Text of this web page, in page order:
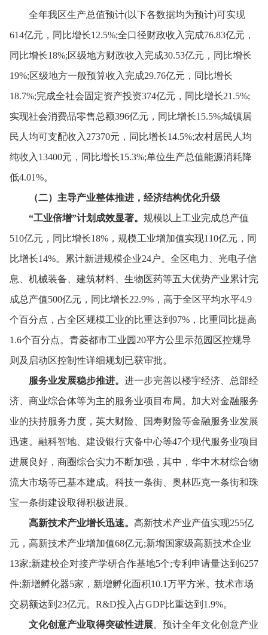
全年我区生产总值预计(以下各数据均为预计)可实现
614亿元， 同比增长12.5%;全口径财政收入完成76.83亿元，
同比增长18%;区级地方财政收入完成30.53亿元， 同比增长
19%;区级地方一般预算收入完成29.76亿元， 同比增长
18.7%;完成全社会固定资产投资374亿元， 同比增长21.5%;
实现社会消费品零售总额396亿元， 同比增长15.5%;城镇居
民人均可支配收入27370元， 同比增长14.5%;农村居民人均
纯收入13400元， 同比增长15.3%;单位生产总值能源消耗降
低4.01%。
（二）主导产业整体推进， 经济结构优化升级
“工业倍增”计划成效显著。 规模以上工业完成总产值
510亿元， 同比增长18%， 规模工业增加值实现110亿元， 同
比增长14%。
累计新进规模企业24户。 全区电力、 光电子信
息、 机械装备、 建筑材料、 生物医药等五大优势产业累计完
成总产值500亿元， 同比增长22.9%， 高于全区平均水平4.9
个百分点， 占全区规模工业的比重达到97%， 比重同比提高
1.6个百分点。 青菱都市工业园20平方公里示范园区控规导
则及启动区控制性详细规划已获审批。
服务业发展稳步推进。 进一步完善以楼宇经济、 总部经
济、 商业综合体等为主的服务业项目布局。 加大对金融服务
业的扶持服务力度， 英大财险、
国寿财险等金融服务业发展
迅速。 融科智地、 建设银行灾备中心等47个现代服务业项目
进展良好， 商圈综合实力不断加强， 其中， 华中木材综合物
流大市场等已基本建成。 科技一条街、 奥林匹克一条街和珠
宝一条街建设取得积极进展。
高新技术产业增长迅速。 高新技术产业产值实现255亿
元， 高新技术产业增加值68亿元;新增国家级高新技术企业
13家;新建校企对接产学研合作基地5个;专利申请量达到6257
件;新增孵化器5家， 新增孵化面积10.1万平方米。 技术市场
交易额达到23亿元。 R&D投入占GDP比重达到1.9%。
文化创意产业取得突破性进展。 预计全年文化创意产业